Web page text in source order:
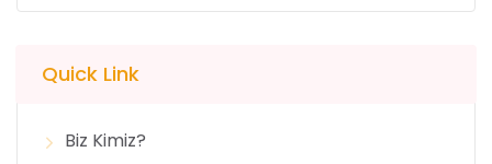
Quick Link
Biz Kimiz?